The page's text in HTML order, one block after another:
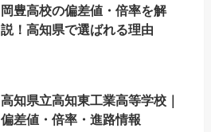
岡豊高校の偏差値・倍率を解
説！高知県で選ばれる理由
高知県立高知東工業高等学校｜
偏差値・倍率・進路情報